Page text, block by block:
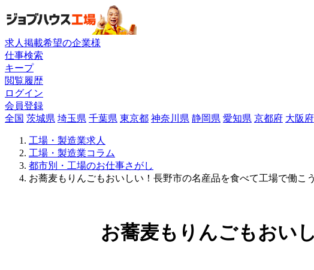
求人掲載希望の企業様
仕事検索
キープ
閲覧履歴
ログイン
会員登録
全国 茨城県 埼玉県 千葉県 東京都 神奈川県 静岡県 愛知県 京都府 大阪府
工場・製造業求人
工場・製造業コラム
都市別・工場のお仕事さがし
お蕎麦もりんごもおいしい！長野市の名産品を食べて工場で働こ
お蕎麦もりんごもおい